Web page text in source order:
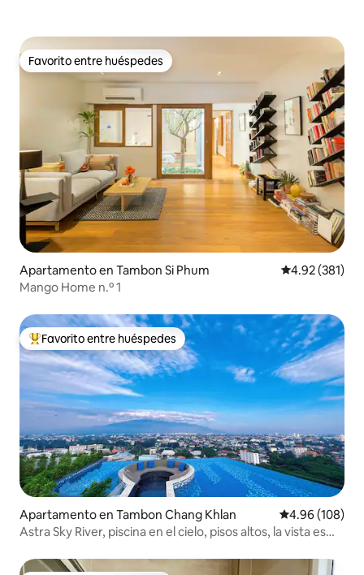
Favorito entre huéspedes
Favorito entre huéspedes
Apartamento en Tambon Si Phum Calificación
4.92 (381)
Mango Home n.º 1
Favorito entre huéspedes preferido
Favorito entre huéspedes
Apartamento en Tambon Chang Khlan Calificación
4.96 (108)
Astra Sky River, piscina en el cielo, pisos altos, la vista es